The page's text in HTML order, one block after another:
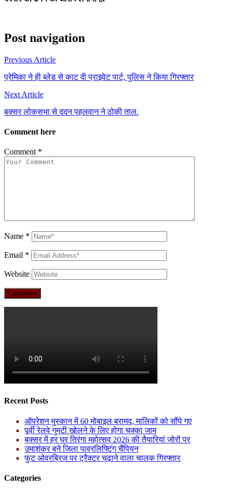
Post navigation
Previous Article
प्रेमिका ने ही ब्लेड से काट दी प्राइवेट पार्ट, पुलिस ने किया गिरफ्तार
Next Article
बक्सर लोकसभा से ददन पहलवान ने ठोकी ताल.
Comment here
Comment *
Name *
Email *
Website
Recent Posts
ऑपरेशन मुस्कान में 60 मोबाइल बरामद, मालिकों को सौंपे गए
पूर्वी रेलवे गुमटी खोलने के लिए होगा चक्का जाम
बक्सर में हर घर तिरंगा महोत्सव 2026 की तैयारियां जोरों पर
उमाशंकर बने जिला पावरलिफ्टिंग चैंपियन
फुट ओवरब्रिज पर ट्रैक्टर चढ़ाने वाला चालक गिरफ्तार
Categories